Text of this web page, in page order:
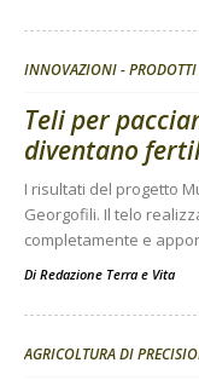
INNOVAZIONI - PRODOTTI
Teli per
diventano
I risultati del progetto
Georgofili. Il telo
completamente e
Di Redazione Terra e Vita
AGRICOLTURA DI